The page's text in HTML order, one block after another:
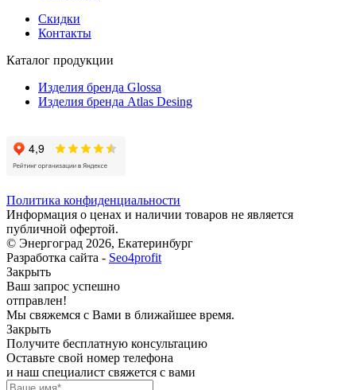
Скидки
Контакты
Каталог продукции
Изделия бренда Glossa
Изделия бренда Atlas Desing
Политика конфиденциальности
Информация о ценах и наличии товаров не является
публичной офертой.
© Энергоград 2026, Екатеринбург
Разработка сайта - Seo4profit
Закрыть
Ваш запрос успешно
отправлен!
Мы свяжемся с Вами в ближайшее время.
Закрыть
Получите бесплатную консультацию
Оставьте свой номер телефона
и наш специалист свяжется с вами